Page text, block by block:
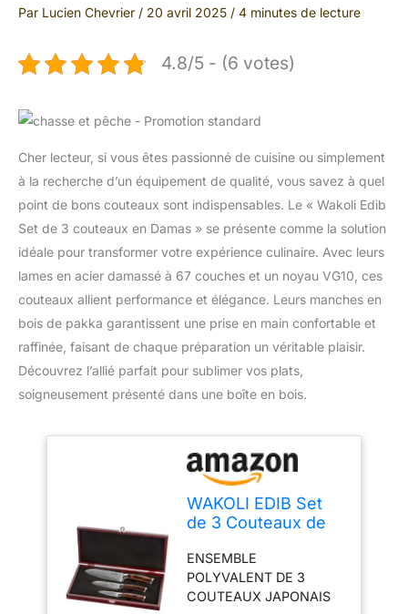
Par Lucien Chevrier / 20 avril 2025 / 4 minutes de lecture
4.8/5 - (6 votes)
Cher lecteur, si vous êtes passionné de cuisine ou simplement
à la recherche d’un équipement de qualité, vous savez à quel
point de bons couteaux sont indispensables. Le « Wakoli Edib
Set de 3 couteaux en Damas » se présente comme la solution
idéale pour transformer votre expérience culinaire. Avec leurs
lames en acier damassé à 67 couches et un noyau VG10, ces
couteaux allient performance et élégance. Leurs manches en
bois de pakka garantissent une prise en main confortable et
raffinée, faisant de chaque préparation un véritable plaisir.
Découvrez l’allié parfait pour sublimer vos plats,
soigneusement présenté dans une boîte en bois.
WAKOLI EDIB Set
de 3 Couteaux de
Damas, Noyau VG10
ENSEMBLE
POLYVALENT DE 3
COUTEAUX JAPONAIS